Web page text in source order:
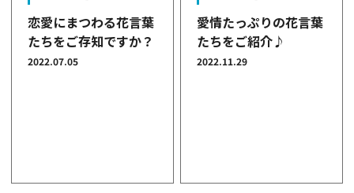
恋愛にまつわる花言葉
たちをご存知ですか？
2022.07.05
愛情たっぷりの花言葉
たちをご紹介♪
2022.11.29